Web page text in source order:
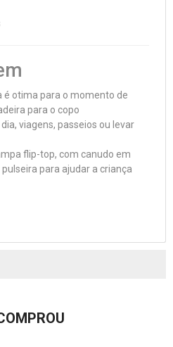
é otima para o momento de
para o copo
viagens, passeios ou levar
flip-top, com canudo em
para ajudar a criança